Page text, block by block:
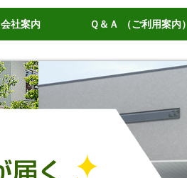
会社案内 Ｑ＆Ａ （ご利用案内）